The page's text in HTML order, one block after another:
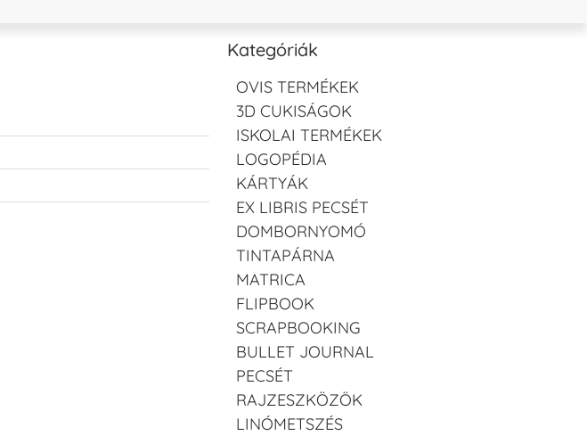
Kategóriák
OVIS TERMÉKEK
3D CUKISÁGOK
ISKOLAI TERMÉKEK
LOGOPÉDIA
KÁRTYÁK
EX LIBRIS PECSÉT
DOMBORNYOMÓ
TINTAPÁRNA
MATRICA
FLIPBOOK
SCRAPBOOKING
BULLET JOURNAL
PECSÉT
RAJZESZKÖZÖK
LINÓMETSZÉS